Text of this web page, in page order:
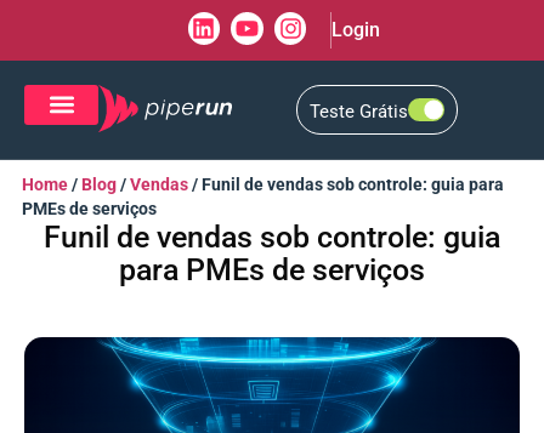
Login
Teste Grátis
Home/ Blog/Vendas/Funil de vendas sob controle: guia para
PMEs de serviços
Funil de vendas sob controle: guia
para PMEs de serviços